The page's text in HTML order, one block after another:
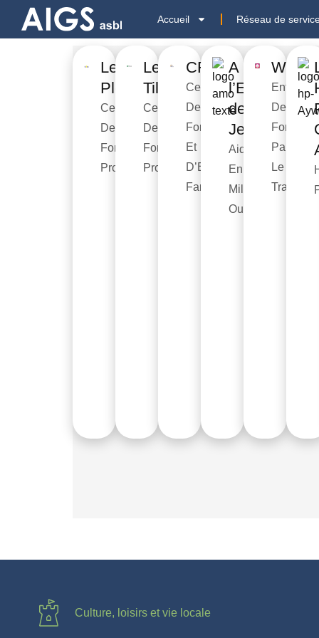
Accueil Réseau de
Le
Plope
Centre
De
Formation
Professionnelle
Le
Tilleul
Centre
De
Formation
Professionnelle
CFEF
Centre
De
Formation
Et
D’Education
Familiales
A
l’Ecoutes
des
Jeunes
Aide
En
Milieu
Ouvert
De
Par
Le
Travail
Culture, loisirs et vie locale